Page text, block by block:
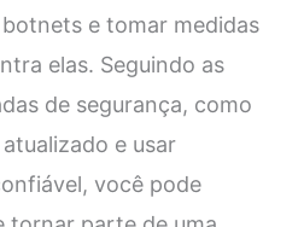
e tomar medidas
elas. Seguindo as
de segurança, como
e usar
você pode